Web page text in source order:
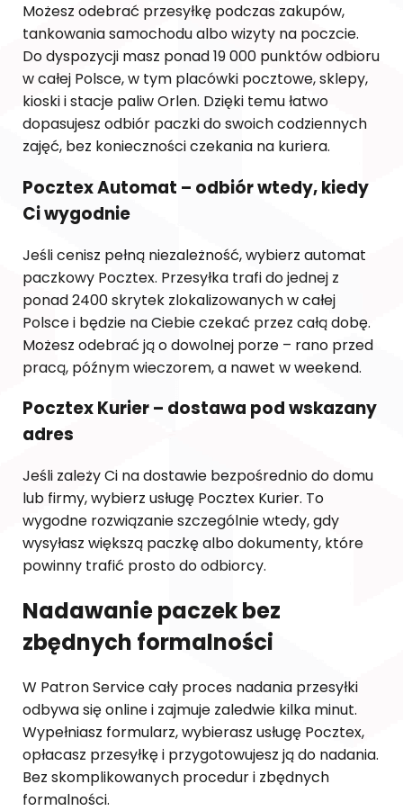
Możesz odebrać przesyłkę podczas zakupów,
tankowania samochodu albo wizyty na poczcie.
Do dyspozycji masz ponad 19 000 punktów odbioru
w całej Polsce, w tym placówki pocztowe, sklepy,
kioski i stacje paliw Orlen. Dzięki temu łatwo
dopasujesz odbiór paczki do swoich codziennych
zajęć, bez konieczności czekania na kuriera.
Pocztex Automat – odbiór wtedy, kiedy
Ci wygodnie
Jeśli cenisz pełną niezależność, wybierz automat
paczkowy Pocztex. Przesyłka trafi do jednej z
ponad 2400 skrytek zlokalizowanych w całej
Polsce i będzie na Ciebie czekać przez całą dobę.
Możesz odebrać ją o dowolnej porze – rano przed
pracą, późnym wieczorem, a nawet w weekend.
Pocztex Kurier – dostawa pod wskazany
adres
Jeśli zależy Ci na dostawie bezpośrednio do domu
lub firmy, wybierz usługę Pocztex Kurier. To
wygodne rozwiązanie szczególnie wtedy, gdy
wysyłasz większą paczkę albo dokumenty, które
powinny trafić prosto do odbiorcy.
Nadawanie paczek bez
zbędnych formalności
W Patron Service cały proces nadania przesyłki
odbywa się online i zajmuje zaledwie kilka minut.
Wypełniasz formularz, wybierasz usługę Pocztex,
opłacasz przesyłkę i przygotowujesz ją do nadania.
Bez skomplikowanych procedur i zbędnych
formalności.